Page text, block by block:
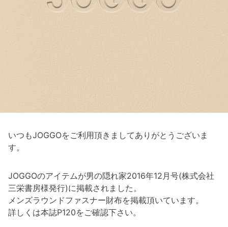
いつもJOGGOをご利用頂きましてありがとうございま
す。
JOGGOのアイテムが男の隠れ家2016年12月号(株式会社
三栄書房様発行)に掲載されました。
メンズラウンドファスナー財布を掲載頂いています。
詳しくは本誌P120をご確認下さい。